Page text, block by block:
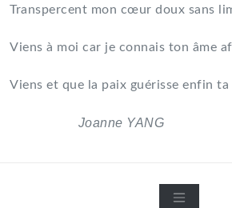
Transpercent mon cœur doux sans
Viens à moi car je connais ton âme
Viens et que la paix guérisse enfin ta
Joanne YANG